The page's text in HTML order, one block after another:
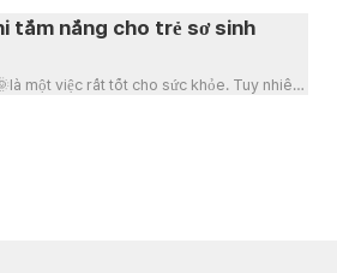
tắm nắng cho trẻ sơ sinh
một việc rất tốt cho sức khỏe. Tuy nhiên,